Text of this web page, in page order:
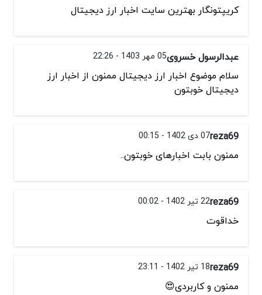
کریپتونگار بهترین سایت اخبار ارز دیجیتال
عبدالرسول خسروی05 مهر 1403 - 22:26
سلام موضوع اخبار ارز دیجیتال ممنون از اخبار ارز
دیجیتال خوبتون
reza6907 دی 1402 - 00:15
ممنون بابت اخبارهای خوبتون..
reza6922 تیر 1402 - 00:02
خداقوت
reza6918 تیر 1402 - 23:11
ممنون و کاربردی😍